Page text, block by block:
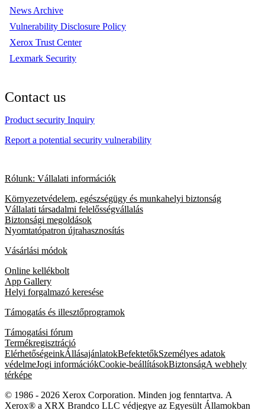
News Archive
Vulnerability Disclosure Policy
Xerox Trust Center
Lexmark Security
Contact us
Product security Inquiry
Report a potential security vulnerability
Rólunk: Vállalati információk
Környezetvédelem, egészségügy és munkahelyi biztonság
Vállalati társadalmi felelősségvállalás
Biztonsági megoldások
Nyomtatópatron újrahasznosítás
Vásárlási módok
Online kellékbolt
App Gallery
Helyi forgalmazó keresése
Támogatás és illesztőprogramok
Támogatási fórum
Termékregisztráció
ElérhetőségeinkÁllásajánlatokBefektetőkSzemélyes adatok
védelmeJogi információkCookie-beállításokBiztonságA webhely
térképe
© 1986 - 2026 Xerox Corporation. Minden jog fenntartva. A
Xerox® a XRX Brandco LLC védjegye az Egyesült Államokban